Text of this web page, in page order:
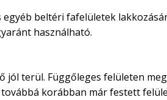
beltéri fafelületek
használható.
terül. Függőleges felületen
korábban már festett